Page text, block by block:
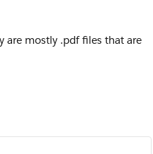
mostly .pdf files that are